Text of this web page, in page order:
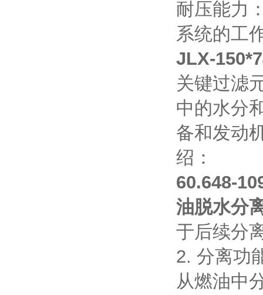
耐压能力
系统的工
JLX-
关键过滤
中的水分
备和发动
绍：
60.648-
油脱水分
于后续分
2. 分离功
从燃油中